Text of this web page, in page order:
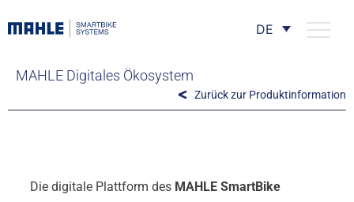
DE
MAHLE Digitales Ökosystem
Zurück zur Produktinformation
Die digitale Plattform des MAHLE SmartBike